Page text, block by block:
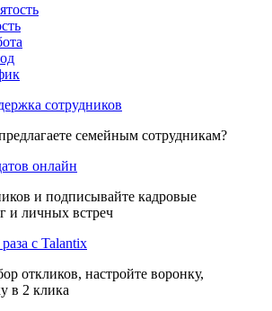
сотрудников
семейным сотрудникам?
онлайн
и подписывайте кадровые
и личных встреч
с Talantix
откликов, настройте воронку,
в 2 клика